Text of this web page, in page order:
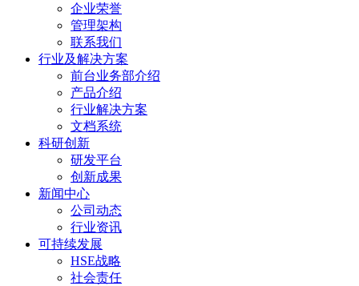
企业荣誉
管理架构
联系我们
行业及解决方案
前台业务部介绍
产品介绍
行业解决方案
文档系统
科研创新
研发平台
创新成果
新闻中心
公司动态
行业资讯
可持续发展
HSE战略
社会责任